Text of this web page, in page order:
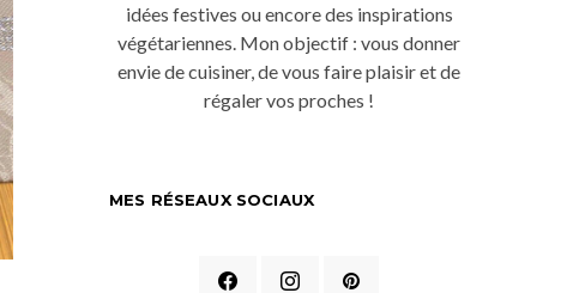
idées festives ou encore des inspirations
végétariennes. Mon objectif : vous donner
envie de cuisiner, de vous faire plaisir et de
régaler vos proches !
MES RÉSEAUX SOCIAUX